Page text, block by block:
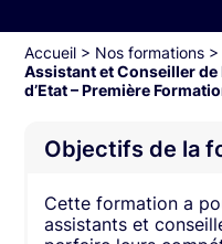
Accueil > Nos formations >
Assistant et Conseiller
d’Etat – Première
Objectifs de la
Cette formation a
assistants et